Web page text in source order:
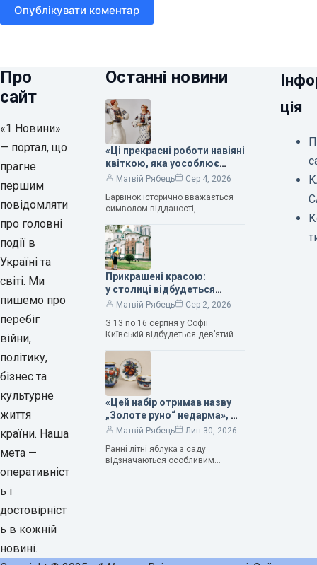
Опублікувати коментар
Про
сайт
«1 Новини»
— портал, що
прагне
першим
повідомляти
про головні
події в
Україні та
світі. Ми
пишемо про
перебіг
війни,
політику,
бізнес та
культурне
життя
країни. Наша
мета —
оперативніст
ь і
достовірніст
ь в кожній
новині.
Останні новини
«Ці прекрасні роботи навіяні
квіткою, яка уособлює
нескінченне кохання», —
Людмила Карпінська-
Романюк
Матвій Рябець
Сер 4, 2026
Барвінок історично вважається
символом відданості,
та тривалого подружнього союзу.
Саме тому ця рослина надихала і
продовжує надихати митців на
Прикрашені красою:
у столиці відбудеться
дев’ятий фестиваль
Матвій Рябець
Сер 2, 2026
З 13 по 16 серпня у Софії
Київській відбудеться дев’ятий
мистецтв Bouquet Kyiv Stage. Ця
подія традиційно…
«Цей набір отримав назву
„Золоте руно“ недарма», —
колекціонерка Людмила
Матвій Рябець
Лип 30, 2026
Ранні літні яблука з саду
відзначаються особливим
ція